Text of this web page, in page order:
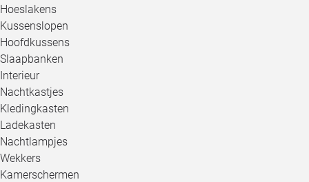
Hoeslakens
Kussenslopen
Hoofdkussens
Slaapbanken
Interieur
Nachtkastjes
Kledingkasten
Ladekasten
Nachtlampjes
Wekkers
Kamerschermen